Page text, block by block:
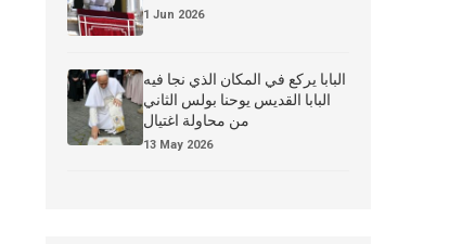
1 Jun 2026
البابا يركع في المكان الذي نجا فيه
البابا القديس يوحنا بولس الثاني
من محاولة اغتيال
13 May 2026